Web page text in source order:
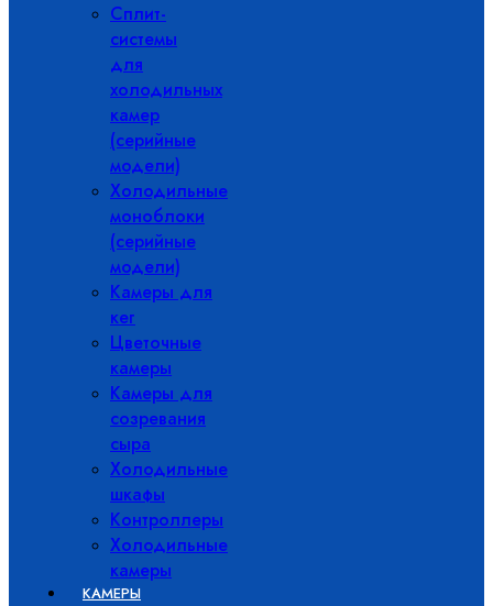
Сплит-
системы
для
холодильных
камер
(серийные
модели)
Холодильные
моноблоки
(серийные
модели)
Камеры для
кег
Цветочные
камеры
Камеры для
созревания
сыра
Холодильные
шкафы
Контроллеры
Холодильные
камеры
КАМЕРЫ